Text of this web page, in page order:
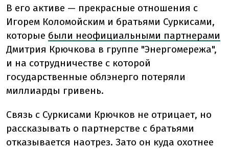
В его активе — прекрасные отношения с
Игорем Коломойским и братьями Суркисами,
которые были неофициальными партнерами
Дмитрия Крючкова в группе "Энергомережа",
и на сотрудничестве с которой
государственные облэнерго потеряли
миллиарды гривень.
Связь с Суркисами Крючков не отрицает, но
рассказывать о партнерстве с братьями
отказывается наотрез. Зато он куда охотнее